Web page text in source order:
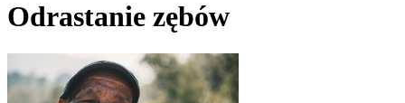
Odrastanie zębów